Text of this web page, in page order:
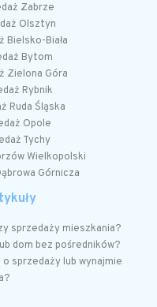
Zabrze
Olsztyn
Bielsko-Biała
Bytom
Zielona Góra
Rybnik
Ruda Śląska
Opole
Tychy
Wielkopolski
Górnicza
sprzedaży mieszkania?
dom bez pośredników?
sprzedaży lub wynajmie